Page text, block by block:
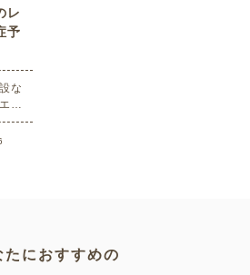
レ
予
な
ー
や
待
たにおすすめの